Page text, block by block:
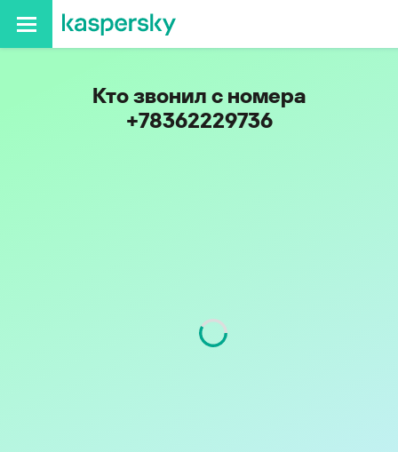
Кто звонил с номера
+78362229736